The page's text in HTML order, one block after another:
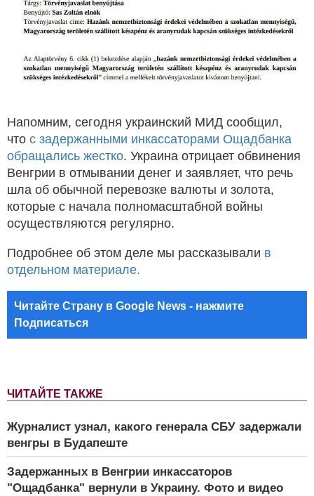
ЧИТАЙТЕ ТАКЖЕ
Журналист узнал, какого генерала СБУ задержали
венгры в Будапеште
Задержанных в Венгрии инкассаторов
"Ощадбанка" вернули в Украину. Фото и видео
Напомним, сегодня украинский МИД сообщил,
что с задержанными инкассаторами Ощадбанка
обращались жестко. Украина отрицает обвинения
Венгрии в отмывании денег и заявляет, что речь
шла об обычной перевозке валюты и золота,
которые с начала полномасштабной войны
осуществляются регулярно.
Подробнее об этом деле мы рассказывали в
отдельном материале.
Читайте Страну в Google News - нажмите
Подписаться